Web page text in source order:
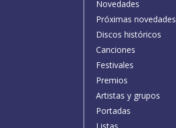
Novedades
Próximas novedades
Discos históricos
Canciones
Festivales
Premios
Artistas y grupos
Portadas